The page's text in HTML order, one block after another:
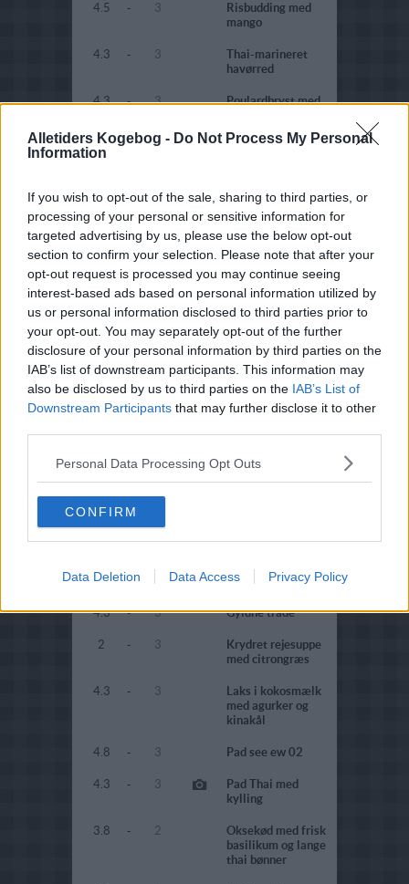
Alletiders Kogebog - Do Not Process My Personal
Information
If you wish to opt-out of the sale, sharing to third parties, or
processing of your personal or sensitive information for
targeted advertising by us, please use the below opt-out
section to confirm your selection. Please note that after your
opt-out request is processed you may continue seeing
interest-based ads based on personal information utilized by
us or personal information disclosed to third parties prior to
your opt-out. You may separately opt-out of the further
disclosure of your personal information by third parties on the
IAB’s list of downstream participants. This information may
also be disclosed by us to third parties on the IAB’s List of
Downstream Participants that may further disclose it to other
Personal Data Processing Opt Outs
CONFIRM
Data Deletion Data Access Privacy Policy
4.5 - 3
Risbudding med
mango
4.3 - 3
Thai-marineret
havørred
4.3 - 3
Poulardbryst med
med friske majs
3.5
4.5
Klisterris med
bananer
4.2 - 3 Thaisalat
3.5 -
Thaisalat med
hakket oksekød
4.2 3
Thai-inspireret
nudelsalat
4.5 - 3
Satay med
3.8 -
3
Lynstegt svinekød
med vandkastanier
4.3 - 3 Gyldne tråde
2 - 3
Krydret rejesuppe
med citrongræs
4.3 - 3
Laks i kokosmælk
med agurker og
kinakål
4.8 - 3 Pad see ew 02
4.3 - 3
Pad Thai med
kylling
3.8 - 2
Oksekød med frisk
basilikum og lange
thai bønner